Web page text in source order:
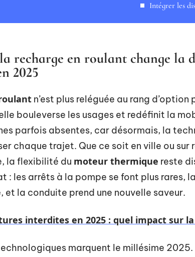
Intégrer les
recharge en roulant change la
2025
n’est plus reléguée au rang d’option
bouleverse les usages et redéfinit la
parfois absentes, car désormais, la
chaque trajet. Que ce soit en ville ou sur
la flexibilité du moteur thermique reste
: les arrêts à la pompe se font plus rares,
et la conduite prend une nouvelle saveur.
interdites en 2025 : quel impact sur
marquent le millésime 2025.